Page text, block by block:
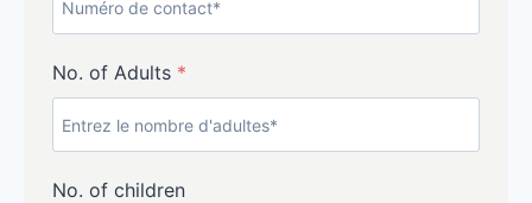
No. of Adults *
No. of children